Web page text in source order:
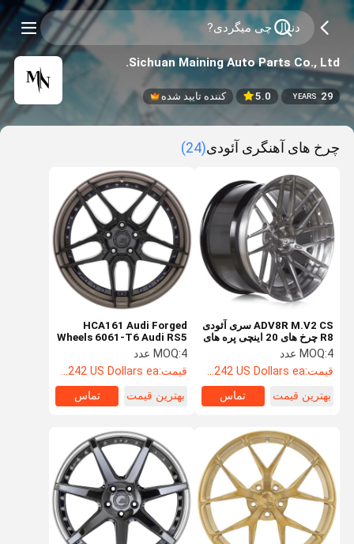
Sichuan Maining Auto Parts Co., Ltd.
29
YEARS
5.0 کننده تایید شده
چرخ های آهنگری آئودی(24)
HCA161 Audi Forged
Wheels 6061-T6 Audi RS5
Coupe Wheels
MOQ:4 عدد
قیمت:Starting at $242 US Dollars ea
بهترین قیمت
تماس
ADV8R M.V2 CS سری آئودی
R8 چرخ های 20 اینچی پره های
تکان دهنده
MOQ:4 عدد
قیمت:Starting at $242 US Dollars ea
بهترین قیمت
تماس